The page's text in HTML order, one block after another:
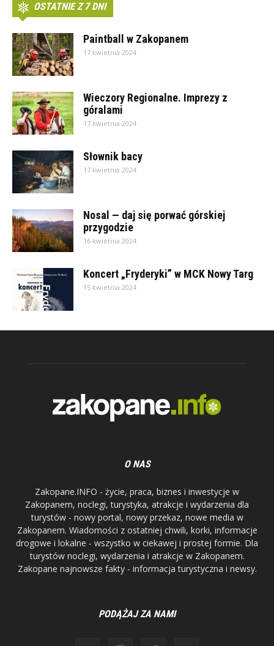
OSTATNIE Z 7 DNI
Paintball w Zakopanem
17 kwietnia 2024
Wieczory Regionalne. Imprezy z
góralami
17 kwietnia 2024
Słownik bacy
17 kwietnia 2024
Nosal — daj się porwać górskiej
przygodzie
16 kwietnia 2024
Koncert „Fryderyki” w MCK Nowy Targ
15 kwietnia 2024
O NAS
Zakopane.INFO - życie, praca, biznes i inwestycje w
Zakopanem, noclegi, turystyka, atrakcje i wydarzenia dla
turystów - nowy portal, nowy przekaz, nowe media w
Zakopanem. Wiadomości z ostatniej chwili, korki, informacje
drogowe i lokalne - wszystko w ciekawej i prostej formie. Dla
turystów noclegi, wydarzenia i atrakcje w Zakopanem.
Zakopane najnowsze fakty - informacja turystyczna i newsy.
PODĄŻAJ ZA NAMI